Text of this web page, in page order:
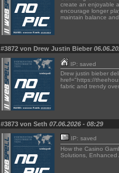
create an enjoyable
encourage longer
maintain balance
#3872 von Drew Justin Bieber
IP: saved
Drew justin bieber
href="https://
fabric and trendy
#3873 von Seth 07.06.2026 - 08:29
IP: saved
How the Casino
Solutions, Enhanced